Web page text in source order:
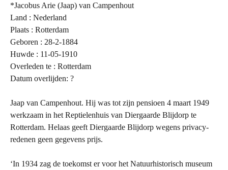
*Jacobus Arie (Jaap) van Campenhout
Land : Nederland
Plaats : Rotterdam
Geboren : 28-2-1884
Huwde : 11-05-1910
Overleden te : Rotterdam
Datum overlijden: ?
Jaap van Campenhout. Hij was tot zijn pensioen 4 maart 1949
werkzaam in het Reptielenhuis van Diergaarde Blijdorp te
Rotterdam. Helaas geeft Diergaarde Blijdorp wegens privacy-
redenen geen gegevens prijs.
‘In 1934 zag de toekomst er voor het Natuurhistorisch museum